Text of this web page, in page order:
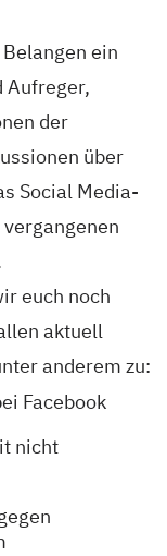
ein
Aufreger,
der
über
Social Media-
euch noch
aktuell
anderem zu:
Facebook
nicht